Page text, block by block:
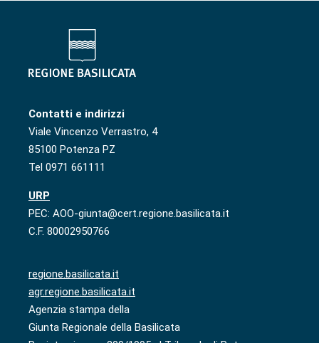
Contatti e indirizzi
Viale Vincenzo Verrastro, 4
85100 Potenza PZ
Tel 0971 661111
URP
PEC: AOO-giunta@cert.regione.basilicata.it
C.F. 80002950766
regione.basilicata.it
agr.regione.basilicata.it
Agenzia stampa della
Giunta Regionale della Basilicata